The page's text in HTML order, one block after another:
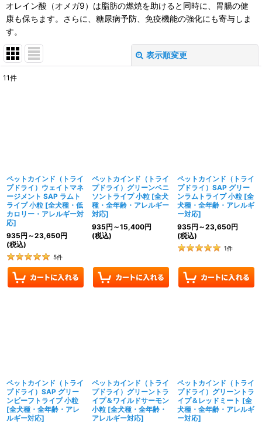
オレイン酸（オメガ9）は脂肪の燃焼を助けると同時に、胃腸の健
康も保ちます。さらに、糖尿病予防、免疫機能の強化にも寄与しま
す。
表示順変更
11件
ペットカインド（トライ
プドライ）ウェイトマネ
ージメント SAP ラムト
ライプ 小粒 [全犬種・低
カロリー・アレルギー対
応]
935円 ～23,650円
(税込)
5件
ペットカインド（トライ
プドライ）グリーンベニ
ソントライプ 小粒 [全犬
種・全年齢・アレルギー
対応]
935円 ～15,400円
(税込)
ペットカインド（トライ
プドライ）SAP グリー
ンラムトライプ 小粒 [全
犬種・全年齢・アレルギ
ー対応]
935円 ～23,650円
(税込)
1件
ペットカインド（トライ
プドライ）SAP グリー
ンビーフトライプ 小粒
[全犬種・全年齢・アレ
ルギー対応]
ペットカインド（トライ
プドライ）グリーントラ
イプ＆ワイルドサーモン
小粒 [全犬種・全年齢・
アレルギー対応]
ペットカインド（トライ
プドライ）グリーントラ
イプ＆レッドミート [全
犬種・全年齢・アレルギ
ー対応]